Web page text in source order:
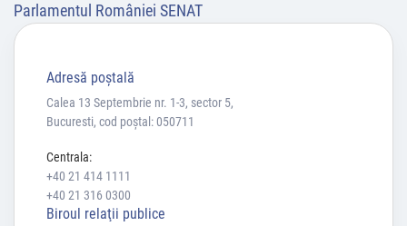
Parlamentul României SENAT
Adresă poştală
Calea 13 Septembrie nr. 1-3, sector 5,
Bucuresti, cod poștal: 050711
Centrala:
+40 21 414 1111
+40 21 316 0300
Biroul relaţii publice